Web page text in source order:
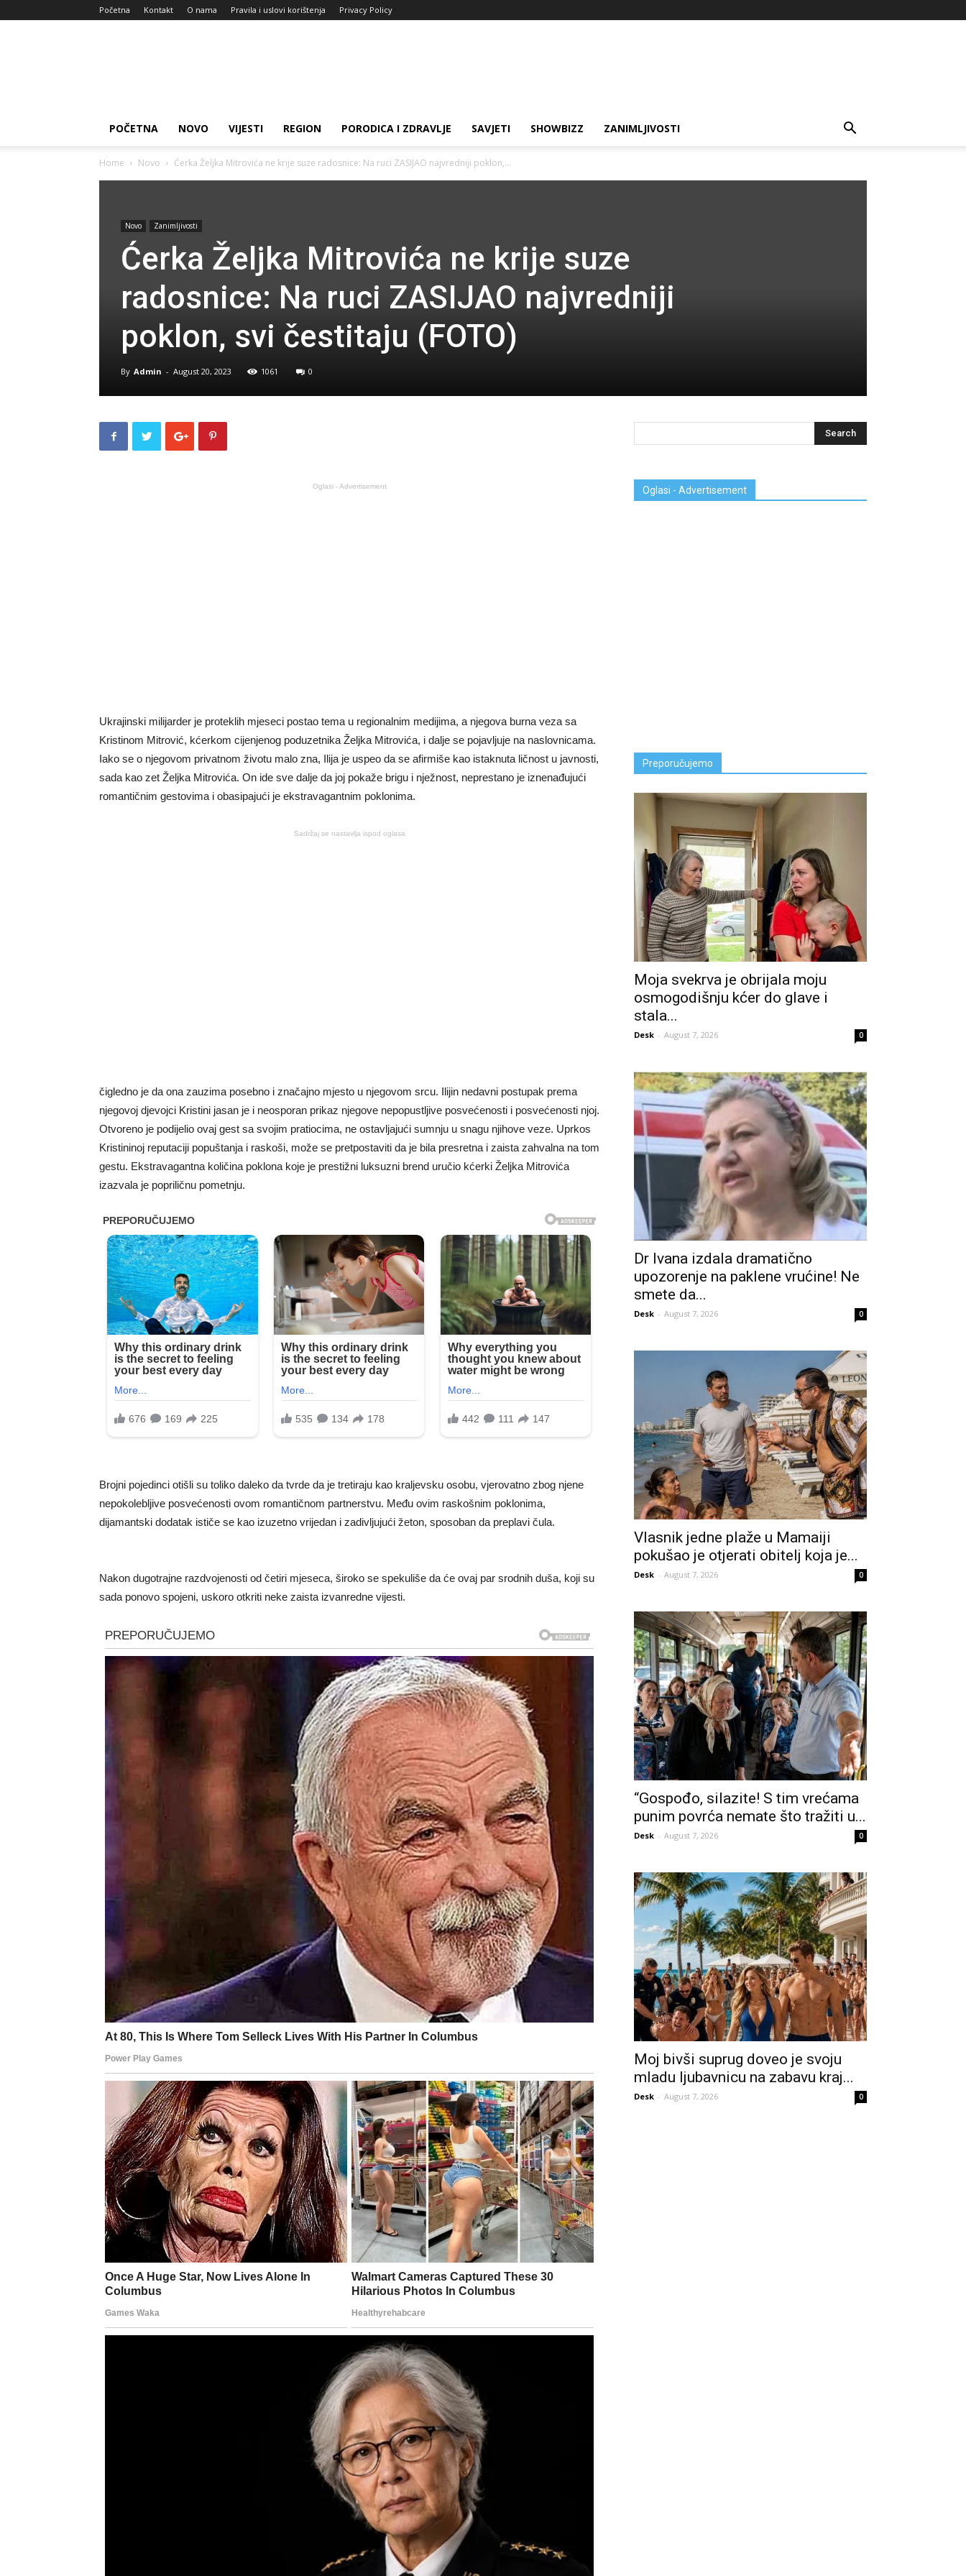
Početna Kontakt O nama Pravila i uslovi korištenja Privacy Policy
POČETNA NOVO VIJESTI REGION PORODICA I ZDRAVLJE SAVJETI SHOWBIZZ ZANIMLJIVOSTI
Home Novo Ćerka Željka Mitrovića ne krije suze radosnice: Na ruci ZASIJAO najvredniji poklon,...
Novo Zanimljivosti
Ćerka Željka Mitrovića ne krije suze
radosnice: Na ruci ZASIJAO najvredniji
poklon, svi čestitaju (FOTO)
By Admin - August 20, 2023 1061 0
Oglasi - Advertisement
Ukrajinski milijarder je proteklih mjeseci postao tema u regionalnim medijima, a njegova burna veza sa
Kristinom Mitrović, kćerkom cijenjenog poduzetnika Željka Mitrovića, i dalje se pojavljuje na naslovnicama.
Iako se o njegovom privatnom životu malo zna, Ilija je uspeo da se afirmiše kao istaknuta ličnost u javnosti,
sada kao zet Željka Mitrovića. On ide sve dalje da joj pokaže brigu i nježnost, neprestano je iznenađujući
romantičnim gestovima i obasipajući je ekstravagantnim poklonima.
Sadržaj se nastavlja ispod oglasa
čigledno je da ona zauzima posebno i značajno mjesto u njegovom srcu. Ilijin nedavni postupak prema
njegovoj djevojci Kristini jasan je i neosporan prikaz njegove nepopustljive posvećenosti i posvećenosti njoj.
Otvoreno je podijelio ovaj gest sa svojim pratiocima, ne ostavljajući sumnju u snagu njihove veze. Uprkos
Kristininoj reputaciji popuštanja i raskoši, može se pretpostaviti da je bila presretna i zaista zahvalna na tom
gestu. Ekstravagantna količina poklona koje je prestižni luksuzni brend uručio kćerki Željka Mitrovića
izazvala je popriličnu pometnju.
Brojni pojedinci otišli su toliko daleko da tvrde da je tretiraju kao kraljevsku osobu, vjerovatno zbog njene
nepokolebljive posvećenosti ovom romantičnom partnerstvu. Među ovim raskošnim poklonima,
dijamantski dodatak ističe se kao izuzetno vrijedan i zadivljujući žeton, sposoban da preplavi čula.
Nakon dugotrajne razdvojenosti od četiri mjeseca, široko se spekuliše da će ovaj par srodnih duša, koji su
sada ponovo spojeni, uskoro otkriti neke zaista izvanredne vijesti.
Oglasi - Advertisement
Preporučujemo
Moja svekrva je obrijala moju
osmogodišnju kćer do glave i
stala...
Desk - August 7, 2026 0
Dr Ivana izdala dramatično
upozorenje na paklene vrućine! Ne
smete da...
Desk - August 7, 2026 0
Vlasnik jedne plaže u Mamaiji
pokušao je otjerati obitelj koja je...
Desk - August 7, 2026 0
“Gospođo, silazite! S tim vrećama
punim povrća nemate što tražiti u...
Desk - August 7, 2026 0
Moj bivši suprug doveo je svoju
mladu ljubavnicu na zabavu kraj...
Desk - August 7, 2026 0